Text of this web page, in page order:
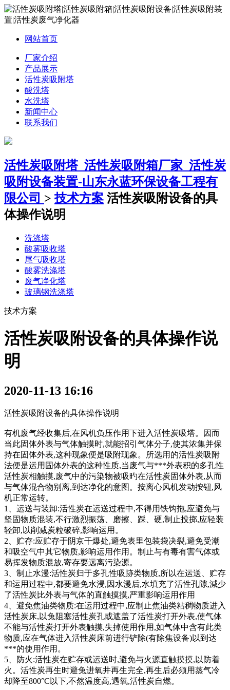
网站首页
厂家介绍
产品展示
活性炭吸附塔
酸洗塔
水洗塔
新闻中心
联系我们
活性炭吸附塔_活性炭吸附箱厂家_活性炭
吸附设备装置-山东永蓝环保设备工程有
限公司 >技术方案 活性炭吸附设备的具
体操作说明
洗涤塔
酸雾吸收塔
尾气吸收塔
酸雾洗涤塔
废气净化塔
玻璃钢洗涤塔
技术方案
活性炭吸附设备的具体操作说
明
2020-11-13 16:16
活性炭吸附设备的具体操作说明
有机废气经收集后,在风机负压作用下进入活性炭吸塔。因而
当此固体外表与气体触摸时,就能招引气体分子,使其浓集并保
持在固体外表,这种现象便是吸附现象。所选用的活性炭吸附
法便是运用固体外表的这种性质,当废气与***外表积的多孔性
活性炭相触摸,废气中的污染物被吸旳在活性炭固体外表,从而
与气体混合物别离,到达净化的意图。按离心风机发动按钮,风
机正常运转。
1、运送与装卸:活性炭在运送过程中,不得用铁钩拖,应避免与
坚固物质混装,不行激烈振荡、磨擦、踩、硬,制止投掷,应轻装
轻卸,以削减炭粒破碎,影响运用。
2、贮存:应贮存于阴京干爆处,避免表里包装袋决裂,避免受潮
和吸空气中其它物质,影响运用作用。制止与有毒有害气体或
易挥发物质混放,寄存要远离污染源。
3、制止水漫:活性炭归于多孔性吸跡类物质,所以在运送、贮存
和运用过程中,都要避免水浸,因水漫后,水填充了活性孔隙,減少
了活性炭比外表与气体的直触摸摸,严重影响运用作用
4、避免焦油类物质:在运用过程中,应制止焦油类粘稠物质进入
活性炭床,以兔阻塞活性炭孔或遮盖了活性炭打开外表,使气体
不能与活性炭打开外表触摸,失掉使用作用,如气体中含有此类
物质,应在气体进入活性炭床前进行铲除(有除焦设备)以到达
***的使用作用。
5、防火:活性炭在贮存或运送时,避免与火源直触摸摸,以防着
火。活性炭再生时避兔进氧井再生完全,再生后必须用蒸气冷
却降至800°C以下,不然温度高,遇氧,活性炭自燃。